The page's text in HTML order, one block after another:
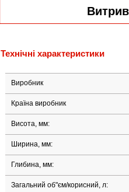
Технічні характеристики
Виробник
Країна виробник
Висота, мм:
Ширина, мм:
Глибина, мм:
Загальний об"єм/корисний, л: